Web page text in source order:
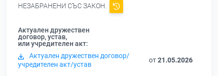
НЕЗАБРАНЕНИ СЪС ЗАКОН.
Актуален дружествен
договор, устав,
или учредителен акт:
Актуален дружествен договор/
учредителен акт/устав
от21.05.2026